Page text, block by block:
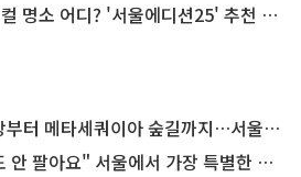
소 어디? '서울에디션25' 추천 코스
타세쿼이아 숲길까지…서울둘레길 15코스
요" 서울에서 가장 특별한 편의점의 정체